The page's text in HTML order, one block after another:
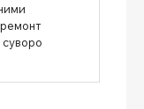
суворо